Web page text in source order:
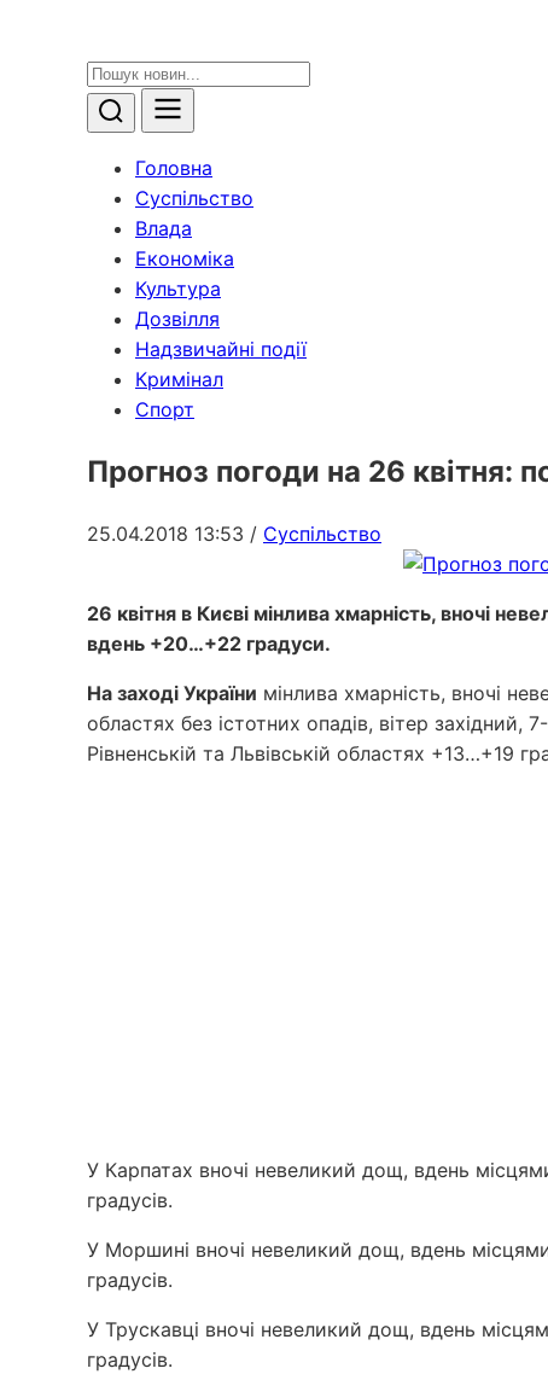
Головна
Суспільство
Влада
Економіка
Культура
Дозвілля
Надзвичайні події
Кримінал
Спорт
Прогноз погоди на 26 квітня:
25.04.2018 13:53 / Суспільство
26 квітня в Києві мінлива хмарність, вночі
вдень +20…+22 градуси.
На заході України мінлива хмарність, вночі
областях без істотних опадів, вітер
Рівненській та Львівській областях +13…+19
У Карпатах вночі невеликий дощ, вдень
градусів.
У Моршині вночі невеликий дощ, вдень
градусів.
У Трускавці вночі невеликий дощ, вдень
градусів.